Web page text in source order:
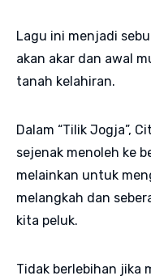
Lagu ini menjadi
akan akar dan awal
tanah kelahiran.
Dalam “Tilik Jogja”,
sejenak menoleh ke
melainkan untuk
melangkah dan
kita peluk.
Tidak berlebihan jika